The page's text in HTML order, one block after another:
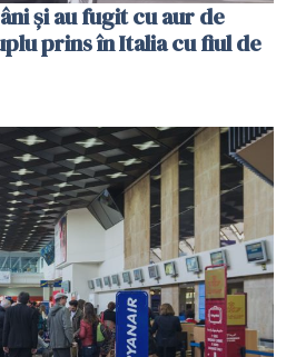
și au fugit cu aur de
prins în Italia cu fiul de